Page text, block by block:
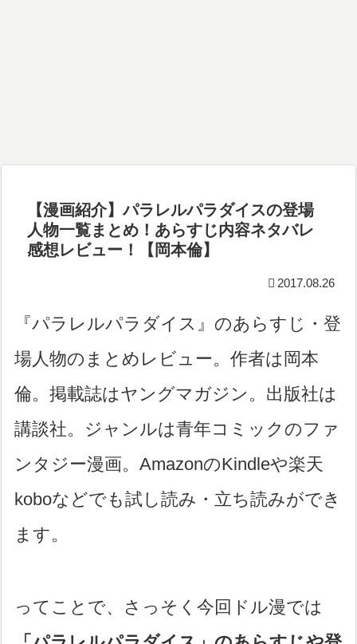
【漫画紹介】パラレルパラダイスの登場
人物一覧まとめ！あらすじ内容ネタバレ
感想レビュー！【岡本倫】
2017.08.26
『パラレルパラダイス』のあらすじ・登
場人物のまとめレビュー。作者は岡本
倫。掲載誌はヤングマガジン。出版社は
講談社。ジャンルは青年コミックのファ
ンタジー漫画。AmazonのKindleや楽天
koboなどでも試し読み・立ち読みができ
ます。
ってことで、さっそく今回ドル漫では